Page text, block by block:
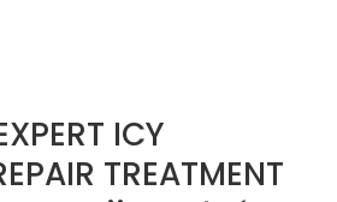
ICY
TREATMENT